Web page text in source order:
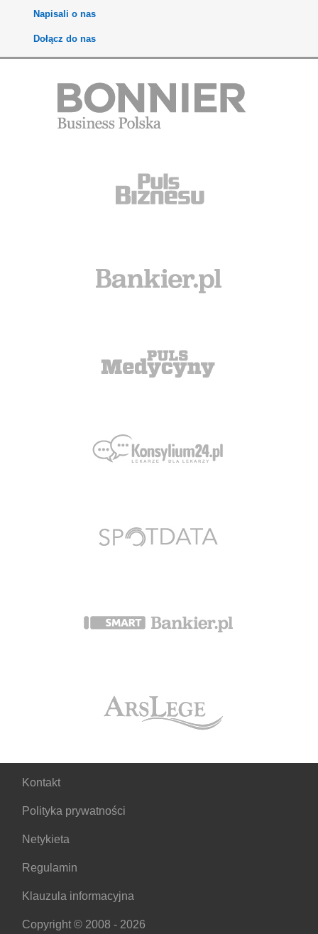
Napisali o nas
Dołącz do nas
Kontakt
Polityka prywatności
Netykieta
Regulamin
Klauzula informacyjna
Copyright © 2008 - 2026